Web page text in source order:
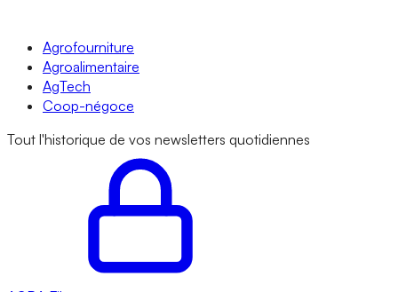
Agrofourniture
Agroalimentaire
AgTech
Coop-négoce
Tout l'historique de vos newsletters quotidiennes